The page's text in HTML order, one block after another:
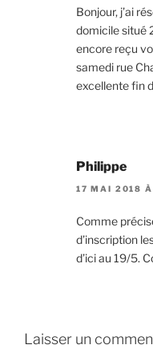
Bonjour, j’ai
domicile situé
encore reçu
samedi rue
excellente fin
Philippe
17 MAI 2018
Comme
d’inscription
d’ici au 19/5.
Laisser un